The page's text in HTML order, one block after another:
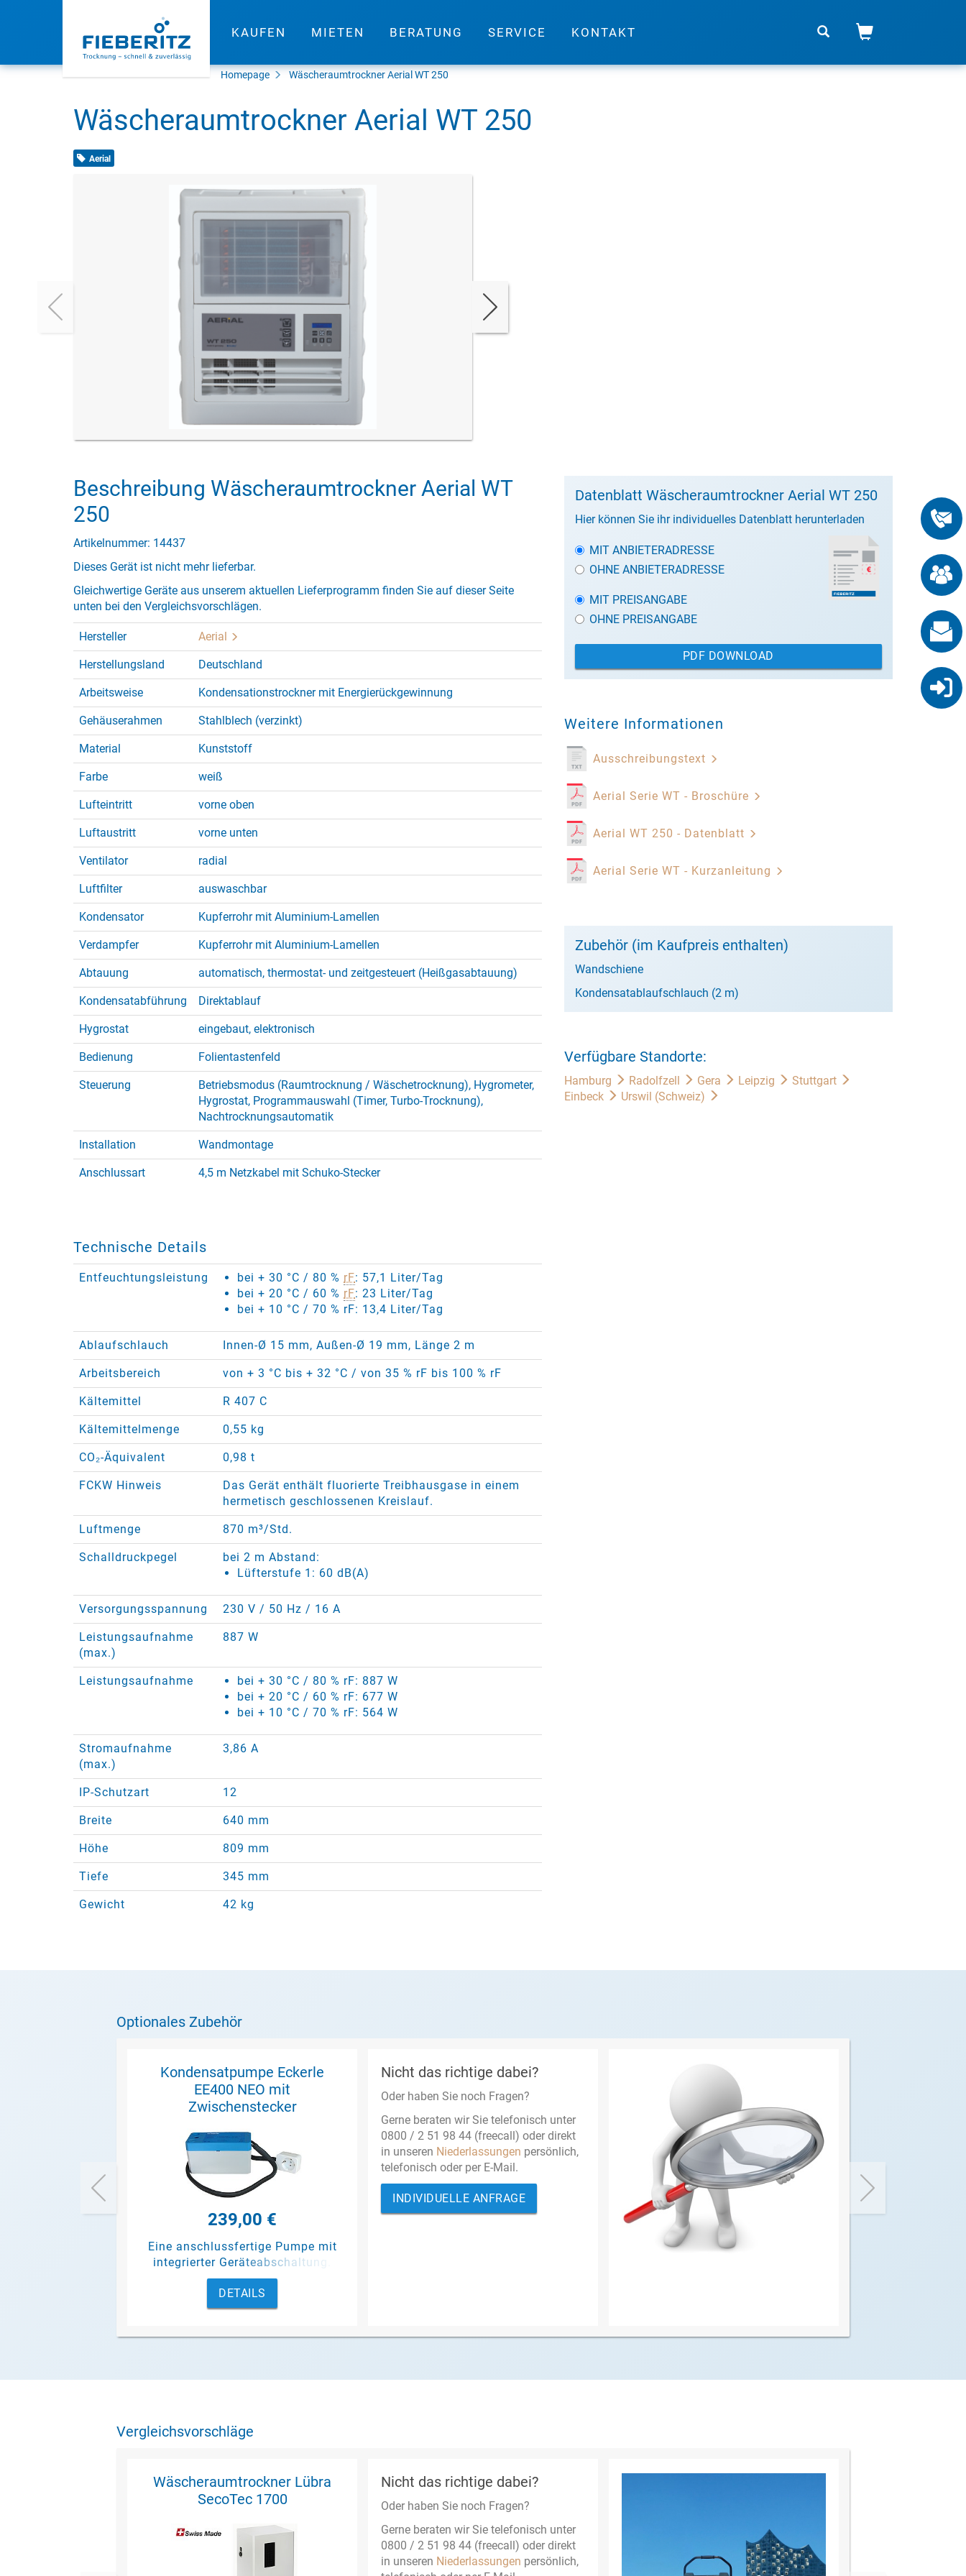
KAUFEN MIETEN BERATUNG SERVICE KONTAKT
Homepage Wäscheraumtrockner Aerial WT 250
Wäscheraumtrockner Aerial WT 250
Aerial
Beschreibung Wäscheraumtrockner Aerial WT
250
Artikelnummer: 14437
Dieses Gerät ist nicht mehr lieferbar.
Gleichwertige Geräte aus unserem aktuellen Lieferprogramm finden Sie auf dieser Seite
unten bei den Vergleichsvorschlägen.
Hersteller Aerial
Herstellungsland Deutschland
Arbeitsweise Kondensationstrockner mit Energierückgewinnung
Gehäuserahmen Stahlblech (verzinkt)
Material Kunststoff
Farbe weiß
Lufteintritt vorne oben
Luftaustritt vorne unten
Ventilator radial
Luftfilter auswaschbar
Kondensator Kupferrohr mit Aluminium-Lamellen
Verdampfer Kupferrohr mit Aluminium-Lamellen
Abtauung automatisch, thermostat- und zeitgesteuert (Heißgasabtauung)
Kondensatabführung Direktablauf
Hygrostat eingebaut, elektronisch
Bedienung Folientastenfeld
Steuerung
Betriebsmodus (Raumtrocknung / Wäschetrocknung), Hygrometer,
Hygrostat, Programmauswahl (Timer, Turbo-Trocknung),
Nachtrocknungsautomatik
Installation Wandmontage
Anschlussart 4,5 m Netzkabel mit Schuko-Stecker
Technische Details
Entfeuchtungsleistung bei + 30 °C / 80 % rF: 57,1 Liter/Tag
bei + 20 °C / 60 % rF: 23 Liter/Tag
bei + 10 °C / 70 % rF: 13,4 Liter/Tag
Ablaufschlauch Innen-Ø 15 mm, Außen-Ø 19 mm, Länge 2 m
Arbeitsbereich von + 3 °C bis + 32 °C / von 35 % rF bis 100 % rF
Kältemittel R 407 C
Kältemittelmenge 0,55 kg
CO₂-Äquivalent 0,98 t
FCKW Hinweis
Das Gerät enthält fluorierte Treibhausgase in einem
hermetisch geschlossenen Kreislauf.
Luftmenge 870 m³/Std.
Schalldruckpegel
bei 2 m Abstand:
Lüfterstufe 1: 60 dB(A)
Versorgungsspannung 230 V / 50 Hz / 16 A
Leistungsaufnahme
(max.)
887 W
Leistungsaufnahme
bei + 30 °C / 80 % rF: 887 W
bei + 20 °C / 60 % rF: 677 W
bei + 10 °C / 70 % rF: 564 W
Stromaufnahme
(max.)
3,86 A
IP-Schutzart 12
Breite 640 mm
Höhe 809 mm
Tiefe 345 mm
Gewicht 42 kg
Datenblatt Wäscheraumtrockner Aerial WT 250
Hier können Sie ihr individuelles Datenblatt herunterladen
MIT ANBIETERADRESSE
OHNE ANBIETERADRESSE
MIT PREISANGABE
OHNE PREISANGABE
PDF DOWNLOAD
Weitere Informationen
Ausschreibungstext
Aerial Serie WT - Broschüre
Aerial WT 250 - Datenblatt
Aerial Serie WT - Kurzanleitung
Zubehör (im Kaufpreis enthalten)
Wandschiene
Kondensatablaufschlauch (2 m)
Verfügbare Standorte:
Hamburg Radolfzell Gera Leipzig
Stuttgart
Einbeck
Urswil (Schweiz)
Optionales Zubehör
Kondensatpumpe Eckerle
EE400 NEO mit
Zwischenstecker
239,00 €
Eine anschlussfertige Pumpe mit
integrierter Geräteabschaltung.
DETAILS
Nicht das richtige dabei?
Oder haben Sie noch Fragen?
Gerne beraten wir Sie telefonisch unter
0800 / 2 51 98 44 (freecall) oder direkt
in unseren Niederlassungen persönlich,
telefonisch oder per E-Mail.
INDIVIDUELLE ANFRAGE
Vergleichsvorschläge
Wäscheraumtrockner Lübra
SecoTec 1700
Nicht das richtige dabei?
Oder haben Sie noch Fragen?
Gerne beraten wir Sie telefonisch unter
0800 / 2 51 98 44 (freecall) oder direkt
in unseren Niederlassungen persönlich,